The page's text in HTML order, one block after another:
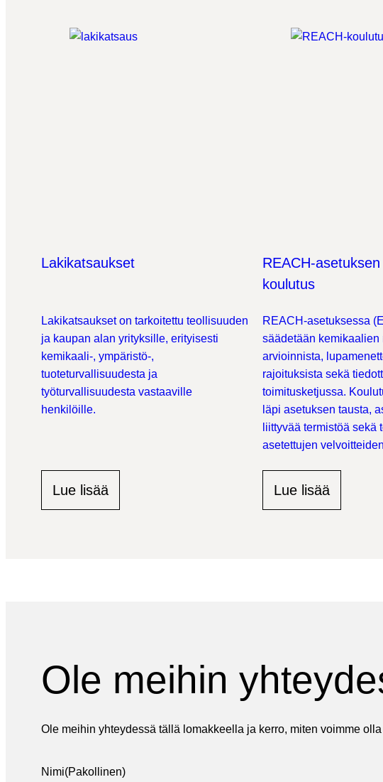
Lakikatsaukset
Lakikatsaukset on tarkoitettu teollisuuden
ja kaupan alan yrityksille, erityisesti
kemikaali-, ympäristö-,
tuoteturvallisuudesta ja
työturvallisuudesta vastaaville
henkilöille.
Lue lisää
REACH-
koulutus
REACH-asetuksessa
säädetään kemikaalien
arvioinnista,
rajoituksista sekä
toimitusketjussa.
läpi asetuksen tausta,
liittyvää termistöä sekä
asetettujen
Lue lisää
Ole meihin
Ole meihin yhteydessä tällä lomakkeella ja kerro, miten voimme
Nimi(Pakollinen)